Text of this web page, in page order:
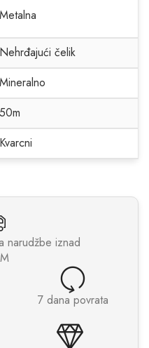
Metalna
Nehrđajući čelik
Mineralno
50m
Kvarcni
narudžbe iznad
7 dana povrata